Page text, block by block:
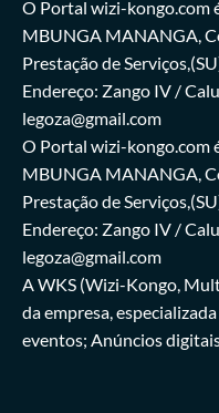
O Portal wizi-kongo.com
MBUNGA MANANGA,
Prestação de
Endereço: Zango IV /
legoza@gmail.com
O Portal wizi-kongo.com
MBUNGA MANANGA,
Prestação de
Endereço: Zango IV /
legoza@gmail.com
A WKS (Wizi-Kongo,
da empresa,
eventos; Anúncios